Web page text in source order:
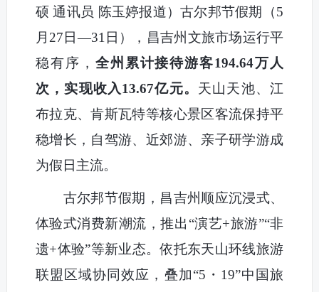
硕 通讯员 陈玉婷报道）古尔邦节假期（5
月27日—31日），昌吉州文旅市场运行平
稳有序， 全州累计接待游客194.64万人
次，实现收入13.67亿元。 天山天池、江
布拉克、肯斯瓦特等核心景区客流保持平
稳增长，自驾游、近郊游、亲子研学游成
为假日主流。
古尔邦节假期，昌吉州顺应沉浸式、
体验式消费新潮流，推出“演艺+旅游”“非
遗+体验”等新业态。依托东天山环线旅游
联盟区域协同效应，叠加“5・19”中国旅